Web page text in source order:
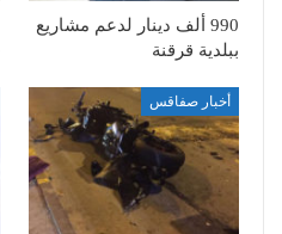
990 ألف دينار لدعم مشاريع
ببلدية قرقنة
أخبار صفاقس